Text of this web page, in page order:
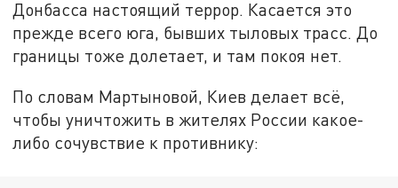
Донбасса настоящий террор. Касается это
прежде всего юга, бывших тыловых трасс. До
границы тоже долетает, и там покоя нет.
По словам Мартыновой, Киев делает всё,
чтобы уничтожить в жителях России какое-
либо сочувствие к противнику: